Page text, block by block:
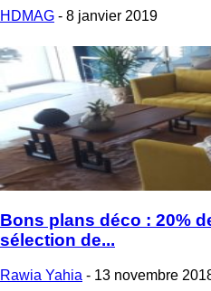
HDMAG - 8 janvier 2019
Bons plans déco : 20%
sélection de...
Rawia Yahia - 13 novembre